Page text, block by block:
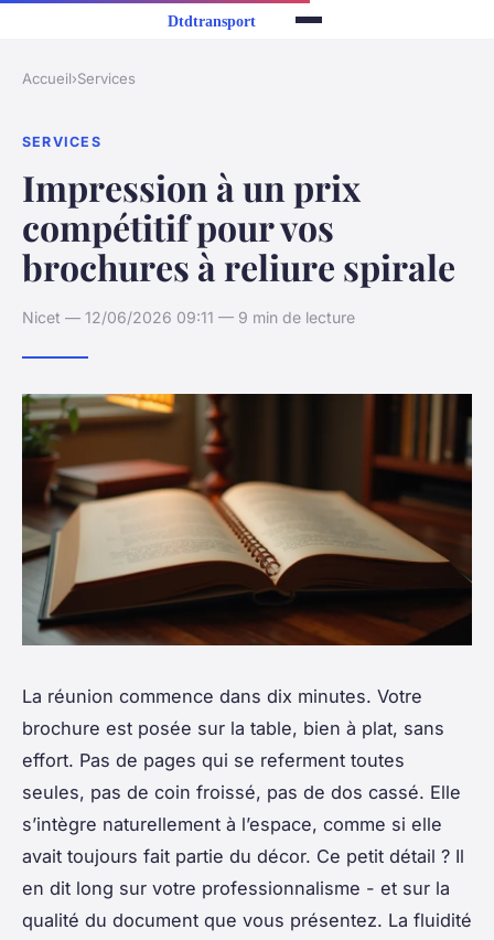
Accueil›Services
SERVICES
Impression à un prix
compétitif pour vos
brochures à reliure spirale
Nicet — 12/06/2026 09:11 — 9 min de lecture
La réunion commence dans dix minutes. Votre
brochure est posée sur la table, bien à plat, sans
effort. Pas de pages qui se referment toutes
seules, pas de coin froissé, pas de dos cassé. Elle
s’intègre naturellement à l’espace, comme si elle
avait toujours fait partie du décor. Ce petit détail ? Il
en dit long sur votre professionnalisme - et sur la
qualité du document que vous présentez. La fluidité